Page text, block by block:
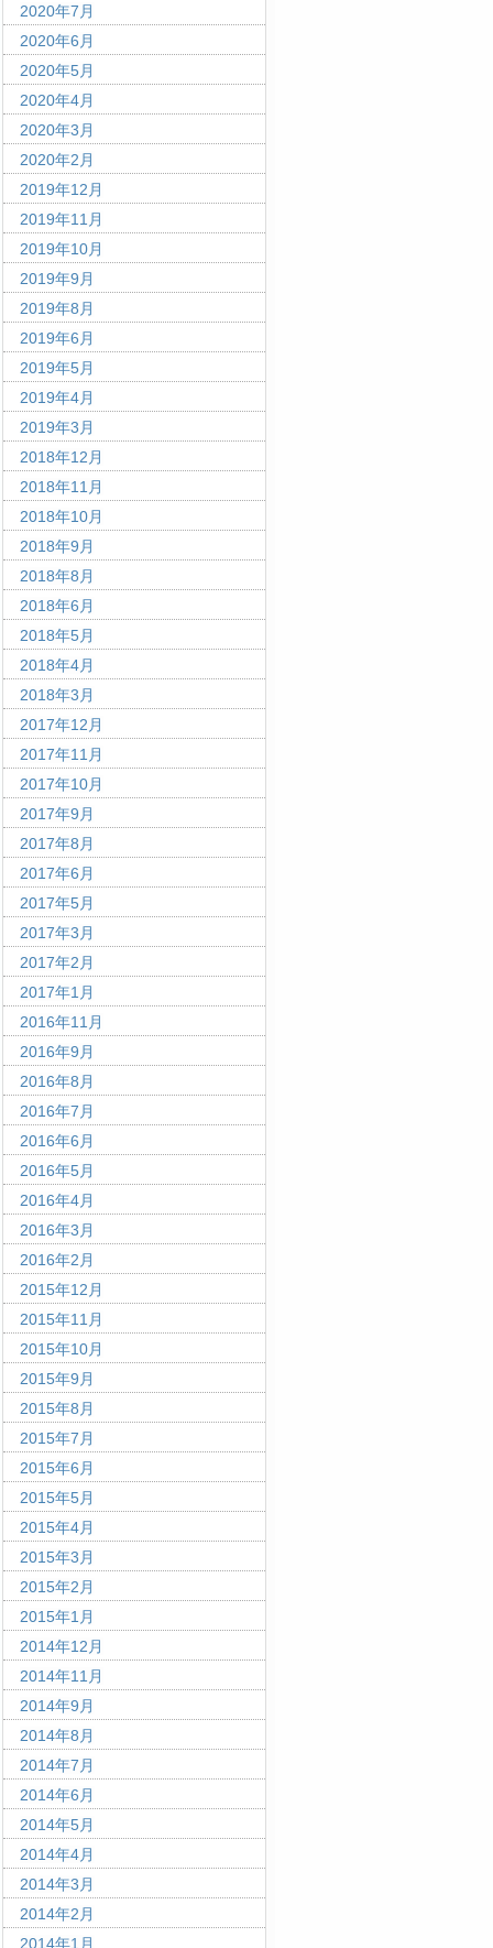
2020年7月
2020年6月
2020年5月
2020年4月
2020年3月
2020年2月
2019年12月
2019年11月
2019年10月
2019年9月
2019年8月
2019年6月
2019年5月
2019年4月
2019年3月
2018年12月
2018年11月
2018年10月
2018年9月
2018年8月
2018年6月
2018年5月
2018年4月
2018年3月
2017年12月
2017年11月
2017年10月
2017年9月
2017年8月
2017年6月
2017年5月
2017年3月
2017年2月
2017年1月
2016年11月
2016年9月
2016年8月
2016年7月
2016年6月
2016年5月
2016年4月
2016年3月
2016年2月
2015年12月
2015年11月
2015年10月
2015年9月
2015年8月
2015年7月
2015年6月
2015年5月
2015年4月
2015年3月
2015年2月
2015年1月
2014年12月
2014年11月
2014年9月
2014年8月
2014年7月
2014年6月
2014年5月
2014年4月
2014年3月
2014年2月
2014年1月